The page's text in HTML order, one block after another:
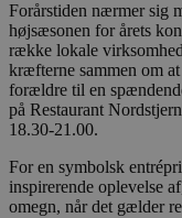
Forårstiden nærmer sig
højsæsonen for årets
række lokale
kræfterne sammen om
forældre til en
på Restaurant
18.30-21.00.
For en symbolsk
inspirerende oplevelse
omegn, når det gælder